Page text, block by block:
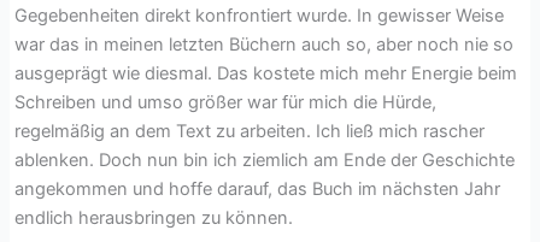
Gegebenheiten direkt konfrontiert wurde. In gewisser Weise
war das in meinen letzten Büchern auch so, aber noch nie so
ausgeprägt wie diesmal. Das kostete mich mehr Energie beim
Schreiben und umso größer war für mich die Hürde,
regelmäßig an dem Text zu arbeiten. Ich ließ mich rascher
ablenken. Doch nun bin ich ziemlich am Ende der Geschichte
angekommen und hoffe darauf, das Buch im nächsten Jahr
endlich herausbringen zu können.